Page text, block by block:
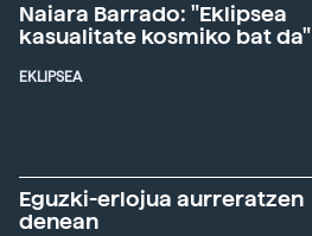
Naiara Barrado: "Eklipsea
kasualitate kosmiko bat da"
EKLIPSEA
Eguzki-erlojua aurreratzen
denean